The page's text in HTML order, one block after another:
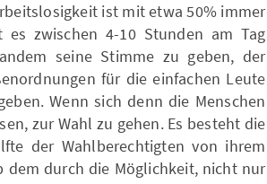
ist mit etwa 50% immer
zwischen 4-10 Stunden am Tag
seine Stimme zu geben, der
für die einfachen Leute
Wenn sich denn die Menschen
zur Wahl zu gehen. Es besteht die
der Wahlberechtigten von ihrem
dem durch die Möglichkeit, nicht nur